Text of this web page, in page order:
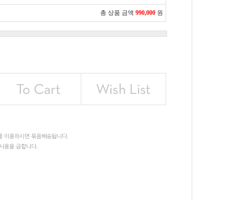
총 상품 금액 990,000 원
이용하시면 묶음배송됩니다.
용을 금합니다.